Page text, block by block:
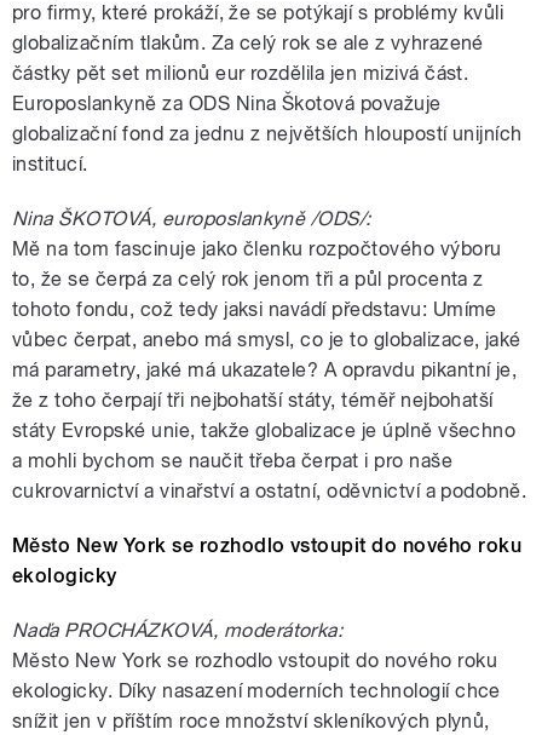
pro firmy, které prokáží, že se potýkají s problémy kvůli
globalizačním tlakům. Za celý rok se ale z vyhrazené
částky pět set milionů eur rozdělila jen mizivá část.
Europoslankyně za ODS Nina Škotová považuje
globalizační fond za jednu z největších hloupostí unijních
institucí.
Nina ŠKOTOVÁ, europoslankyně /ODS/:
Mě na tom fascinuje jako členku rozpočtového výboru
to, že se čerpá za celý rok jenom tři a půl procenta z
tohoto fondu, což tedy jaksi navádí představu: Umíme
vůbec čerpat, anebo má smysl, co je to globalizace, jaké
má parametry, jaké má ukazatele? A opravdu pikantní je,
že z toho čerpají tři nejbohatší státy, téměř nejbohatší
státy Evropské unie, takže globalizace je úplně všechno
a mohli bychom se naučit třeba čerpat i pro naše
cukrovarnictví a vinařství a ostatní, oděvnictví a podobně.
Město New York se rozhodlo vstoupit do nového roku
ekologicky
Naďa PROCHÁZKOVÁ, moderátorka:
Město New York se rozhodlo vstoupit do nového roku
ekologicky. Díky nasazení moderních technologií chce
snížit jen v příštím roce množství skleníkových plynů,